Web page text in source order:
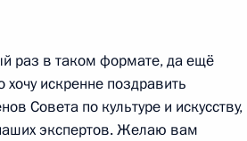
Федерации
раз в таком формате, да ещё
искренне поздравить
Совета по культуре и искусству,
экспертов. Желаю вам